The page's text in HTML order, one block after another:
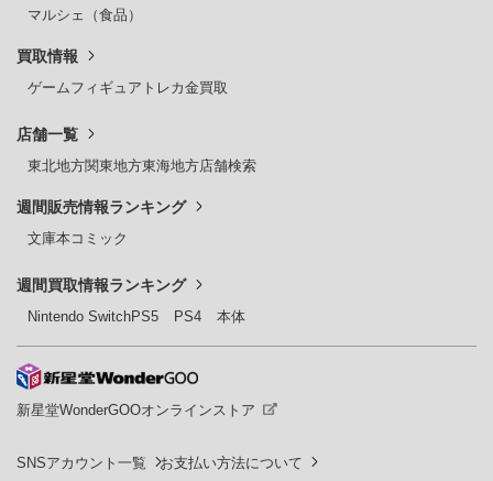
マルシェ（食品）
買取情報
ゲームフィギュア トレカ金買取
店舗一覧
東北地方関東地方東海地方店舗検索
週間販売情報ランキング
文庫本コミック
週間買取情報ランキング
Nintendo SwitchPS5 PS4 本体
新星堂WonderGOOオンラインストア
SNSアカウント一覧 お支払い方法について